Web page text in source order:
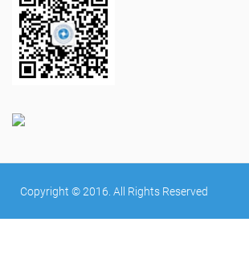
Copyright © 2016. All Rights Reserved